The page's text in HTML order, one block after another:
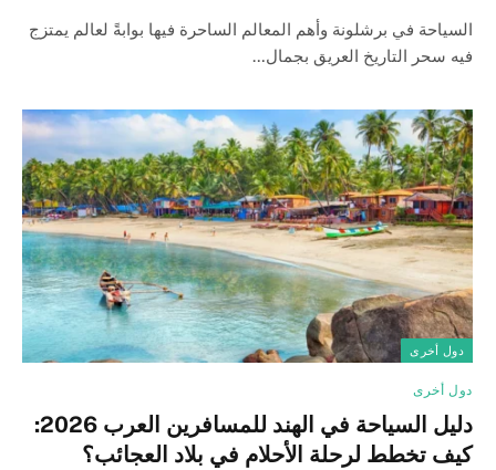
السياحة في برشلونة وأهم المعالم الساحرة فيها بوابةً لعالم يمتزج
فيه سحر التاريخ العريق بجمال…
دول أخرى
دول أخرى
دليل السياحة في الهند للمسافرين العرب 2026:
كيف تخطط لرحلة الأحلام في بلاد العجائب؟